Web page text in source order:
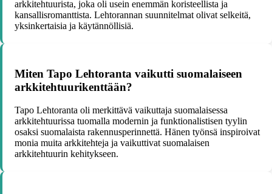
arkkitehtuurista, joka oli usein enemmän koristeellista ja
kansallisromanttista. Lehtorannan suunnitelmat olivat selkeitä,
yksinkertaisia ja käytännöllisiä.
Miten Tapo Lehtoranta vaikutti suomalaiseen
arkkitehtuurikenttään?
Tapo Lehtoranta oli merkittävä vaikuttaja suomalaisessa
arkkitehtuurissa tuomalla modernin ja funktionalistisen tyylin
osaksi suomalaista rakennusperinnettä. Hänen työnsä inspiroivat
monia muita arkkitehteja ja vaikuttivat suomalaisen
arkkitehtuurin kehitykseen.